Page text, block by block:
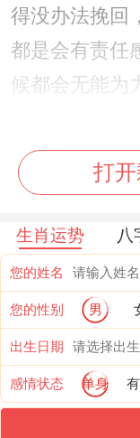
得没办法挽回
都是会有责任
候都会无能为
是没办法狠好
的劫难 - 还是
我想法,多学
感受，难免
3、财富的劫难
对2001年属蛇
再中年时期发
低迷，或是也
题，导致自己
打
生肖运势 八
您的姓名
您的性别 男
出生日期
感情状态 单身